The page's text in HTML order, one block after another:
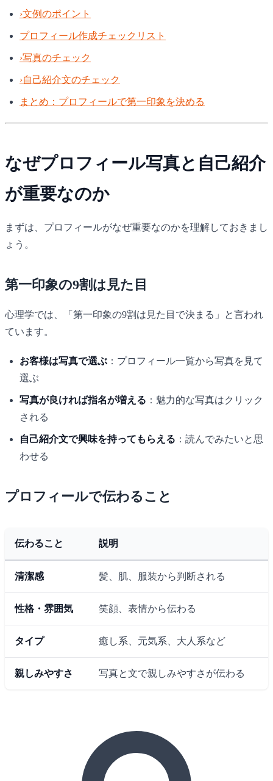
›文例のポイント
プロフィール作成チェックリスト
›写真のチェック
›自己紹介文のチェック
まとめ：プロフィールで第一印象を決める
なぜプロフィール写真と自己紹介
が重要なのか
まずは、プロフィールがなぜ重要なのかを理解しておきまし
ょう。
第一印象の9割は見た目
心理学では、「第一印象の9割は見た目で決まる」と言われ
ています。
お客様は写真で選ぶ ：プロフィール一覧から写真を見て
選ぶ
写真が良ければ指名が増える ：魅力的な写真はクリック
される
自己紹介文で興味を持ってもらえる ：読んでみたいと思
わせる
プロフィールで伝わること
伝わること 説明
清潔感 髪、肌、服装から判断される
性格・雰囲気 笑顔、表情から伝わる
タイプ 癒し系、元気系、大人系など
親しみやすさ 写真と文で親しみやすさが伝わる